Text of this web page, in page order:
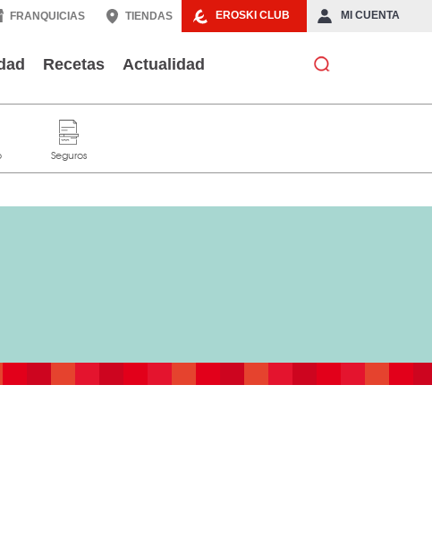
EROSKI CLUB MI CUENTA
FRANQUICIAS TIENDAS
Recetas Actualidad